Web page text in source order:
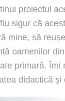
proiectul
sigur că
mine, să
oamenilor
primară. Îmi
didactică și